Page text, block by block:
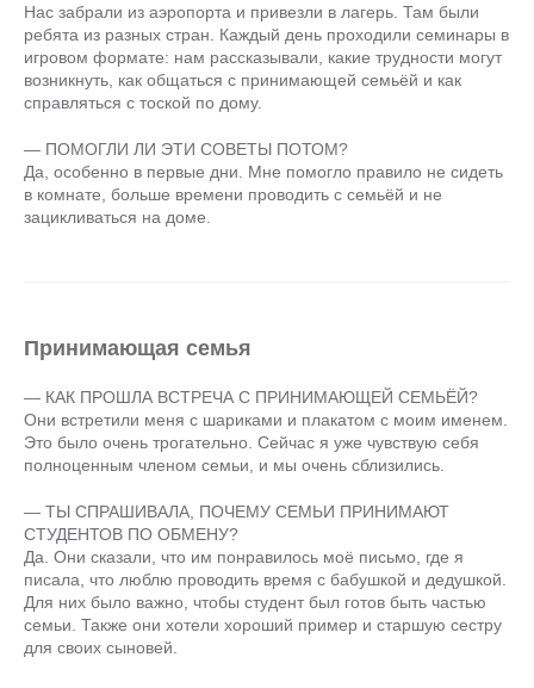
Нас забрали из аэропорта и привезли в лагерь. Там были
ребята из разных стран. Каждый день проходили семинары в
игровом формате: нам рассказывали, какие трудности могут
возникнуть, как общаться с принимающей семьёй и как
справляться с тоской по дому.
— ПОМОГЛИ ЛИ ЭТИ СОВЕТЫ ПОТОМ?
Да, особенно в первые дни. Мне помогло правило не сидеть
в комнате, больше времени проводить с семьёй и не
зацикливаться на доме.
Принимающая семья
— КАК ПРОШЛА ВСТРЕЧА С ПРИНИМАЮЩЕЙ СЕМЬЁЙ?
Они встретили меня с шариками и плакатом с моим именем.
Это было очень трогательно. Сейчас я уже чувствую себя
полноценным членом семьи, и мы очень сблизились.
— ТЫ СПРАШИВАЛА, ПОЧЕМУ СЕМЬИ ПРИНИМАЮТ
СТУДЕНТОВ ПО ОБМЕНУ?
Да. Они сказали, что им понравилось моё письмо, где я
писала, что люблю проводить время с бабушкой и дедушкой.
Для них было важно, чтобы студент был готов быть частью
семьи. Также они хотели хороший пример и старшую сестру
для своих сыновей.